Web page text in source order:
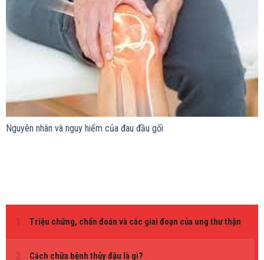
Nguyên nhân và nguy hiểm của đau đầu gối